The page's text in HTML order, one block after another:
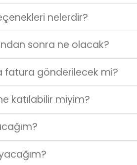
nelerdir?
sonra ne olacak?
fatura gönderilecek mi?
katılabilir miyim?